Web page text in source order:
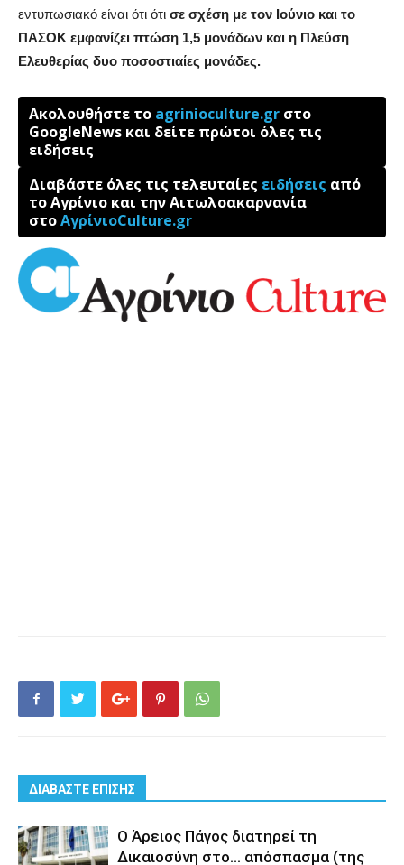
εντυπωσιακό είναι ότι ότι σε σχέση με τον Ιούνιο και το
ΠΑΣΟΚ εμφανίζει πτώση 1,5 μονάδων και η Πλεύση
Ελευθερίας δυο ποσοστιαίες μονάδες.
Ακολουθήστε το agrinioculture.gr στο
GoogleNews και δείτε πρώτοι όλες τις
ειδήσεις
Διαβάστε όλες τις τελευταίες ειδήσεις από
το Αγρίνιο και την Αιτωλοακαρνανία
στοΑγρίνιοCulture.gr
ΔΙΑΒΑΣΤΕ ΕΠΙΣΗΣ
Ο Άρειος Πάγος διατηρεί τη
Δικαιοσύνη στο… απόσπασμα (της